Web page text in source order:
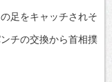
足をキャッチされそ
チの交換から首相撲